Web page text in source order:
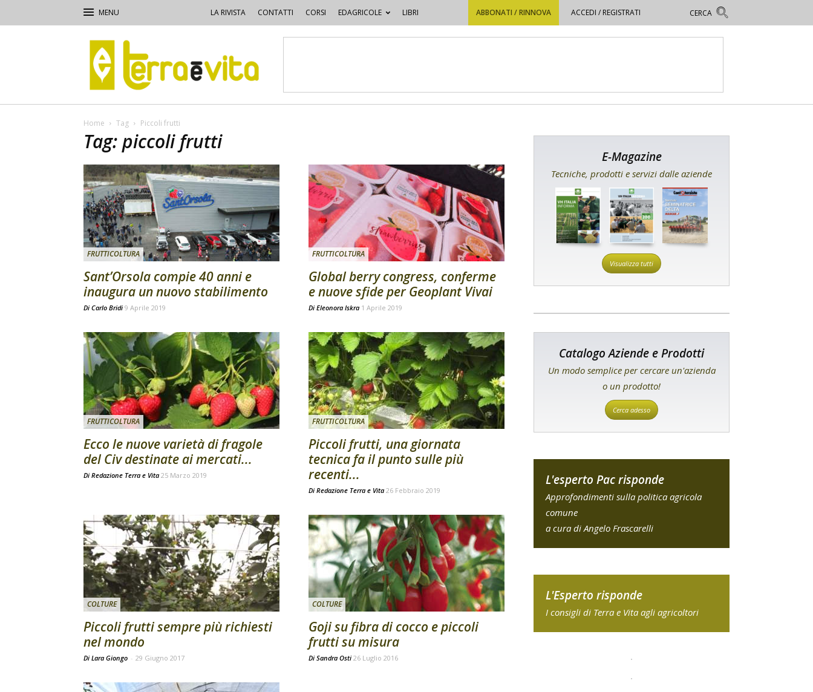
LA RIVISTA CONTATTI CORSI EDAGRICOLE LIBRI ABBONATI / RINNOVA ACCEDI / REGISTRATI
Terra
e
Vita
Home Tag Piccoli frutti
Tag: piccoli frutti
FRUTTICOLTURA
Sant’Orsola compie 40 anni e
inaugura un nuovo stabilimento
Di Carlo Bridi 9 Aprile 2019
FRUTTICOLTURA
Global berry congress, conferme
e nuove sfide per Geoplant Vivai
Di Eleonora Iskra 1 Aprile 2019
FRUTTICOLTURA
Ecco le nuove varietà di fragole
del Civ destinate ai mercati...
Di Redazione Terra e Vita 25 Marzo 2019
FRUTTICOLTURA
Piccoli frutti, una giornata
tecnica fa il punto sulle più
recenti...
Di Redazione Terra e Vita 26 Febbraio 2019
COLTURE
Piccoli frutti sempre più richiesti
nel mondo
Di Lara Giongo - 29 Giugno 2017
COLTURE
Goji su fibra di cocco e piccoli
frutti su misura
Di Sandra Osti 26 Luglio 2016
E-Magazine
Tecniche, prodotti e servizi dalle aziende
Visualizza tutti
Catalogo Aziende e Prodotti
Un modo semplice per cercare un'azienda
o un prodotto!
Cerca adesso
L'esperto Pac risponde
Approfondimenti sulla politica agricola
comune
a cura di Angelo Frascarelli
L'Esperto risponde
I consigli di Terra e Vita agli agricoltori